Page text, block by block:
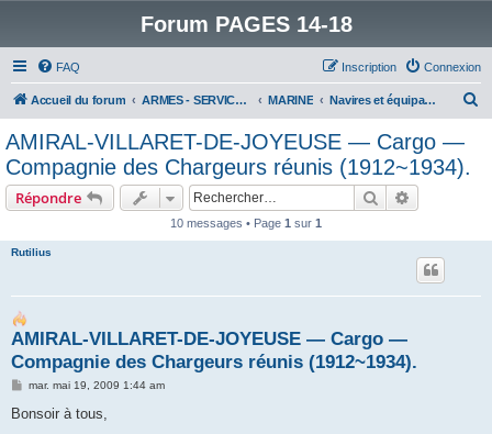
Forum PAGES 14-18
FAQ Connexion
Inscription
Accueil du forum ARMES - SERVICES - UNITES : historiques & discussions MARINE Navires et équipages
AMIRAL-VILLARET-DE-JOYEUSE ― Cargo ―
Compagnie des Chargeurs réunis (1912~1934).
Répondre Rechercher
10 messages • Page 1 sur 1
Rutilius
AMIRAL-VILLARET-DE-JOYEUSE ― Cargo ―
Compagnie des Chargeurs réunis (1912~1934).
M
s
mar. mai 19, 2009 1:44 am
Bonsoir à tous,